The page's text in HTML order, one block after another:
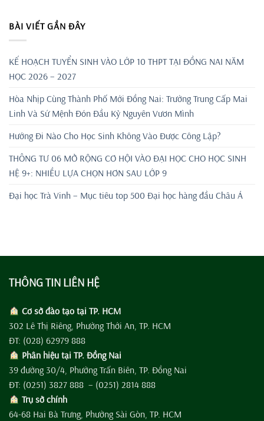
BÀI VIẾT GẦN ĐÂY
KẾ HOẠCH TUYỂN SINH VÀO LỚP 10 THPT TẠI ĐỒNG NAI NĂM
HỌC 2026 – 2027
Hòa Nhịp Cùng Thành Phố Mới Đồng Nai: Trường Trung Cấp Mai
Linh Và Sứ Mệnh Đón Đầu Kỷ Nguyên Vươn Mình
Hướng Đi Nào Cho Học Sinh Không Vào Được Công Lập?
THÔNG TƯ 06 MỞ RỘNG CƠ HỘI VÀO ĐẠI HỌC CHO HỌC SINH
HỆ 9+: NHIỀU LỰA CHỌN HƠN SAU LỚP 9
Đại học Trà Vinh – Mục tiêu top 500 Đại học hàng đầu Châu Á
THÔNG TIN LIÊN HỆ
Cơ sở đào tạo tại TP. HCM
302 Lê Thị Riêng, Phường Thới An, TP. HCM
ĐT: (028) 62979 888
Phân hiệu tại TP. Đồng Nai
39 đường 30/4, Phường Trấn Biên, TP. Đồng Nai
ĐT: (0251) 3827 888 – (0251) 2814 888
Trụ sở chính
64-68 Hai Bà Trưng, Phường Sài Gòn, TP. HCM